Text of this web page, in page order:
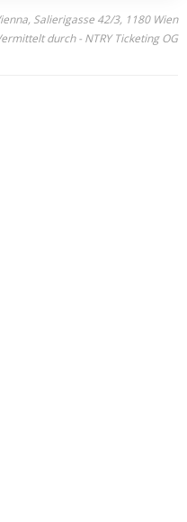
Salierigasse 42/3, 1180 Wien
durch - NTRY Ticketing OG